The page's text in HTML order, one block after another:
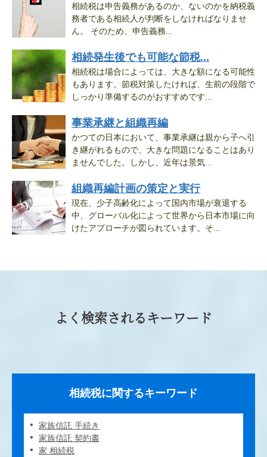
相続税は申告義務があるのか、ないのかを納税義
務者である相続人が判断をしなければなりませ
ん。 そのため、申告義務...
相続発生後でも可能な節税...
相続税は場合によっては、大きな額になる可能性
もあります。節税対策したければ、生前の段階で
しっかり準備するのがおすすめです...
事業承継と組織再編
かつての日本において、事業承継は親から子へ引
き継がれるもので、大きな問題になることはあり
ませんでした。しかし、近年は景気...
組織再編計画の策定と実行
現在、少子高齢化によって国内市場が衰退する
中、グローバル化によって世界から日本市場に向
けたアプローチが図られています。そ...
よく検索されるキーワード
相続税に関するキーワード
家族信託 手続き
家族信託 契約書
家 相続税